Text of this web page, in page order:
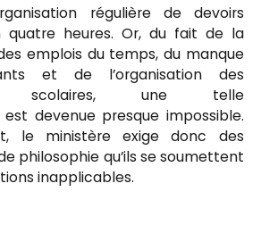
régulière de devoirs
quatre heures. Or, du fait de la
emplois du temps, du manque
et de l’organisation des
scolaires, une telle
devenue presque impossible.
le ministère exige donc des
philosophie qu’ils se soumettent
inapplicables.